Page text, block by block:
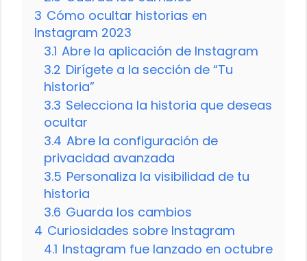
3 Cómo ocultar historias en
Instagram 2023
3.1 Abre la aplicación de Instagram
3.2 Dirígete a la sección de “Tu
historia”
3.3 Selecciona la historia que deseas
ocultar
3.4 Abre la configuración de
privacidad avanzada
3.5 Personaliza la visibilidad de tu
historia
3.6 Guarda los cambios
4 Curiosidades sobre Instagram
4.1 Instagram fue lanzado en octubre